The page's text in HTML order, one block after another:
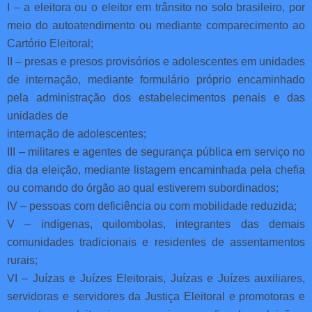
I – a eleitora ou o eleitor em trânsito no solo brasileiro, por
meio do autoatendimento ou mediante comparecimento ao
Cartório Eleitoral;
II – presas e presos provisórios e adolescentes em unidades
de internação, mediante formulário próprio encaminhado
pela administração dos estabelecimentos penais e das
unidades de
internação de adolescentes;
III – militares e agentes de segurança pública em serviço no
dia da eleição, mediante listagem encaminhada pela chefia
ou comando do órgão ao qual estiverem subordinados;
IV – pessoas com deficiência ou com mobilidade reduzida;
V – indígenas, quilombolas, integrantes das demais
comunidades tradicionais e residentes de assentamentos
rurais;
VI – Juízas e Juízes Eleitorais, Juízas e Juízes auxiliares,
servidoras e servidores da Justiça Eleitoral e promotoras e